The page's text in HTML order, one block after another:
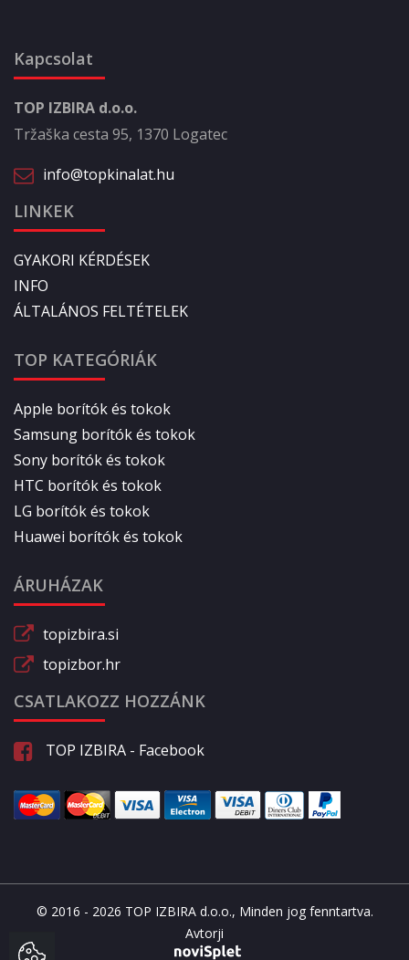
Kapcsolat
TOP IZBIRA d.o.o.
Tržaška cesta 95, 1370 Logatec
info@topkinalat.hu
LINKEK
GYAKORI KÉRDÉSEK
INFO
ÁLTALÁNOS FELTÉTELEK
TOP KATEGÓRIÁK
Apple borítók és tokok
Samsung borítók és tokok
Sony borítók és tokok
HTC borítók és tokok
LG borítók és tokok
Huawei borítók és tokok
ÁRUHÁZAK
topizbira.si
topizbor.hr
CSATLAKOZZ HOZZÁNK
TOP IZBIRA - Facebook
© 2016 - 2026 TOP IZBIRA d.o.o., Minden jog fenntartva.
Avtorji